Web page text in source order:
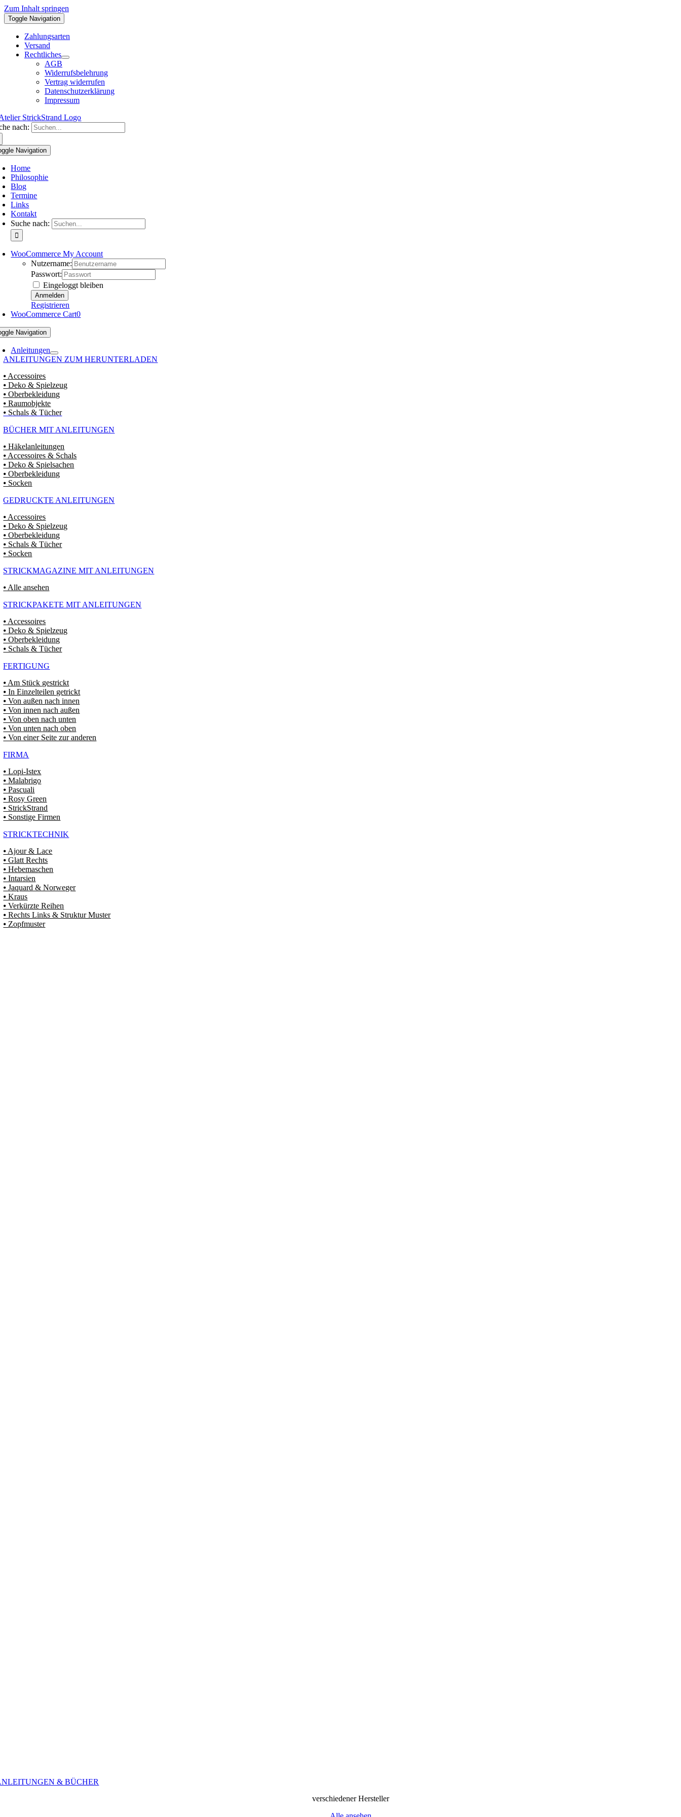
Zum Inhalt springen
Toggle Navigation
Zahlungsarten
Versand
Rechtliches
AGB
Widerrufsbelehrung
Vertrag widerrufen
Datenschutzerklärung
Impressum
nach:
Navigation
Home
Philosophie
Blog
Termine
Links
Kontakt
Suche nach:
WooCommerce My Account
Nutzername:
Passwort:
Eingeloggt bleiben
Registrieren
WooCommerce Cart0
Navigation
Anleitungen
ANLEITUNGEN ZUM HERUNTERLADEN
⦁ Accessoires
⦁ Deko & Spielzeug
⦁ Oberbekleidung
⦁ Raumobjekte
⦁ Schals & Tücher
BÜCHER MIT ANLEITUNGEN
⦁ Häkelanleitungen
⦁ Accessoires & Schals
⦁ Deko & Spielsachen
⦁ Oberbekleidung
⦁ Socken
GEDRUCKTE ANLEITUNGEN
⦁ Accessoires
⦁ Deko & Spielzeug
⦁ Oberbekleidung
⦁ Schals & Tücher
⦁ Socken
STRICKMAGAZINE MIT ANLEITUNGEN
⦁ Alle ansehen
STRICKPAKETE MIT ANLEITUNGEN
⦁ Accessoires
⦁ Deko & Spielzeug
⦁ Oberbekleidung
⦁ Schals & Tücher
FERTIGUNG
⦁ Am Stück gestrickt
⦁ In Einzelteilen getrickt
⦁ Von außen nach innen
⦁ Von innen nach außen
⦁ Von oben nach unten
⦁ Von unten nach oben
⦁ Von einer Seite zur anderen
FIRMA
⦁ Lopi-Istex
⦁ Malabrigo
⦁ Pascuali
⦁ Rosy Green
⦁ StrickStrand
⦁ Sonstige Firmen
STRICKTECHNIK
⦁ Ajour & Lace
⦁ Glatt Rechts
⦁ Hebemaschen
⦁ Intarsien
⦁ Jaquard & Norweger
⦁ Kraus
⦁ Verkürzte Reihen
⦁ Rechts Links & Struktur Muster
⦁ Zopfmuster
& BÜCHER
verschiedener Hersteller